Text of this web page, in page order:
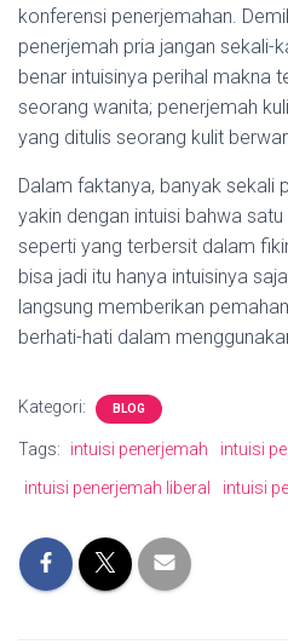
konferensi penerjemahan.
penerjemah pria jangan sekali-
benar intuisinya perihal makna
seorang wanita; penerjemah
yang ditulis seorang kulit
Dalam faktanya, banyak sekali
yakin dengan intuisi bahwa
seperti yang terbersit dalam
bisa jadi itu hanya intuisinya
langsung memberikan
berhati-hati dalam
Kategori: BLOG
Tags: intuisi penerjemah
intuisi
intuisi penerjemah liberal
intuisi